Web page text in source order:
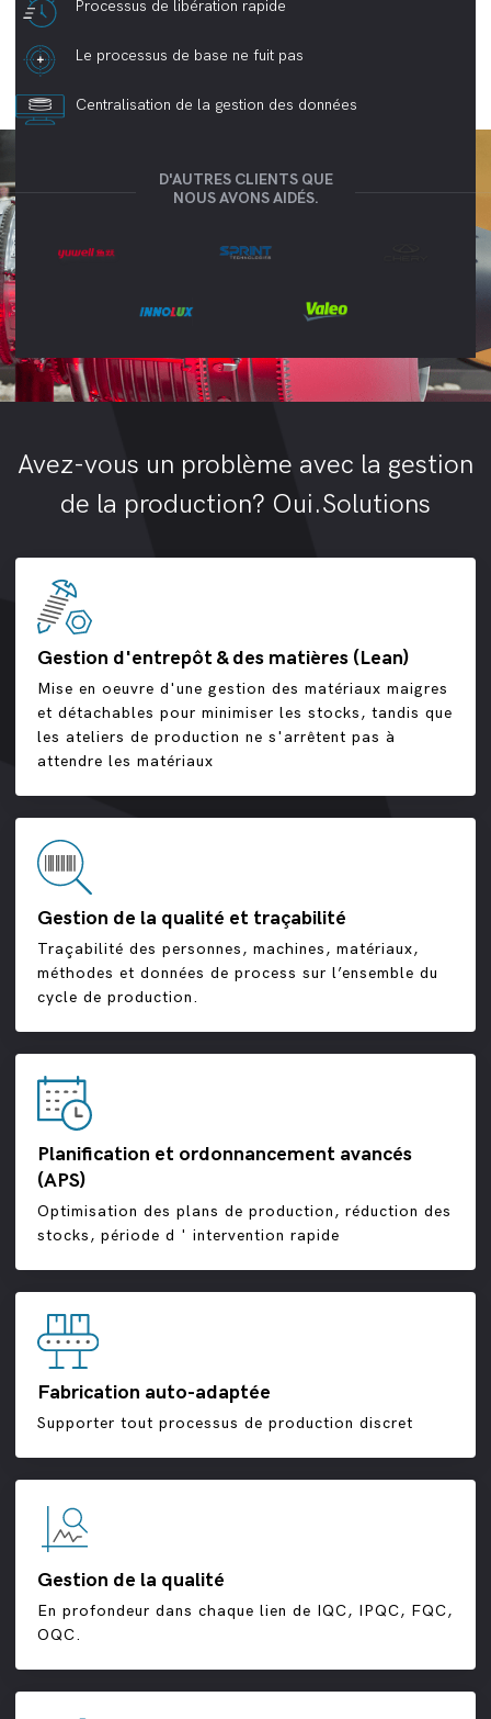
Processus de libération rapide
Le processus de base ne fuit pas
Centralisation de la gestion des données
D'AUTRES CLIENTS QUE
NOUS AVONS AIDÉS.
Avez-vous un problème avec la gestion
de la production? Oui.Solutions
Gestion d'entrepôt & des matières (Lean)
Mise en oeuvre d'une gestion des matériaux maigres
et détachables pour minimiser les stocks, tandis que
les ateliers de production ne s'arrêtent pas à
attendre les matériaux
Gestion de la qualité et traçabilité
Traçabilité des personnes, machines, matériaux,
méthodes et données de process sur l’ensemble du
cycle de production.
Planification et ordonnancement avancés
(APS)
Optimisation des plans de production, réduction des
stocks, période d ' intervention rapide
Fabrication auto-adaptée
Supporter tout processus de production discret
Gestion de la qualité
En profondeur dans chaque lien de IQC, IPQC, FQC,
OQC.